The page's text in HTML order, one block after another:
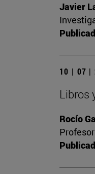
Javier
10 | 07 |
Libros
Rocío